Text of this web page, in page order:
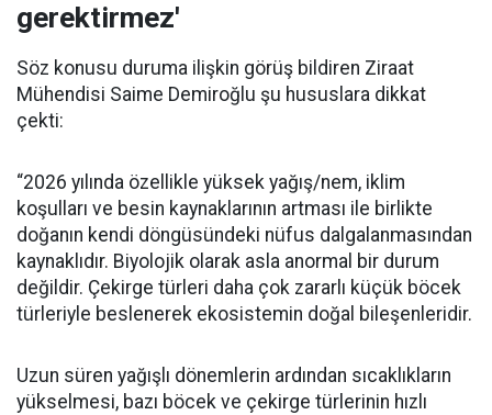
gerektirmez'
Söz konusu duruma ilişkin görüş bildiren Ziraat
Mühendisi Saime Demiroğlu şu hususlara dikkat
çekti:
“2026 yılında özellikle yüksek yağış/nem, iklim
koşulları ve besin kaynaklarının artması ile birlikte
doğanın kendi döngüsündeki nüfus dalgalanmasından
kaynaklıdır. Biyolojik olarak asla anormal bir durum
değildir. Çekirge türleri daha çok zararlı küçük böcek
türleriyle beslenerek ekosistemin doğal bileşenleridir.
Uzun süren yağışlı dönemlerin ardından sıcaklıkların
yükselmesi, bazı böcek ve çekirge türlerinin hızlı